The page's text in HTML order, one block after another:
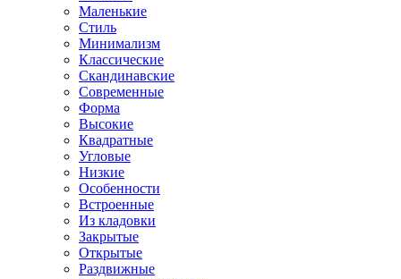
Маленькие
Стиль
Минимализм
Классические
Скандинавские
Современные
Форма
Высокие
Квадратные
Угловые
Низкие
Особенности
Встроенные
Из кладовки
Закрытые
Открытые
Раздвижные